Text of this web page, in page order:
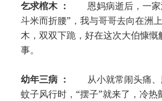
乞求棺木 ：
恩妈病逝后，一家
斗米而折腰”，我与哥哥去向在洲
木，双双下跪，好在这次大伯慷
事。
幼年三病 ：
从小就常闹头痛、
蚊子风行时，“摆子”就来了，冷